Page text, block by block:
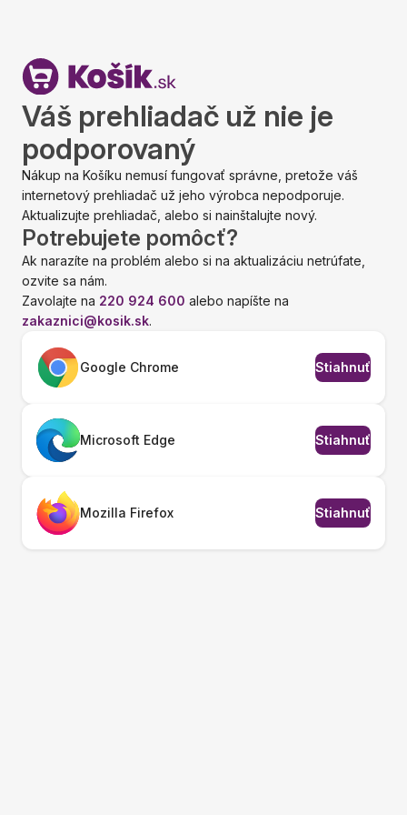
Váš prehliadač už nie je
podporovaný
Nákup na Košíku nemusí fungovať správne, pretože váš
internetový prehliadač už jeho výrobca nepodporuje.
Aktualizujte prehliadač, alebo si nainštalujte nový.
Potrebujete pomôcť?
Ak narazíte na problém alebo si na aktualizáciu netrúfate,
ozvite sa nám.
Zavolajte na 220 924 600 alebo napíšte na
zakaznici@kosik.sk.
Google Chrome Stiahnuť
Microsoft Edge Stiahnuť
Mozilla Firefox Stiahnuť